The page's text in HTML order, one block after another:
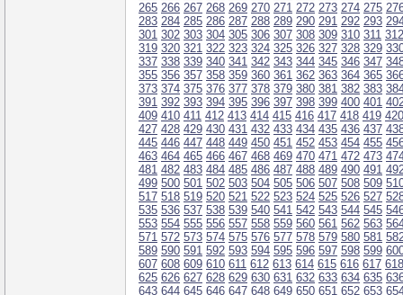
265 266 267 268 269 270 271 272 273 274 275
283 284 285 286 287 288 289 290 291 292 293
301 302 303 304 305 306 307 308 309 310 311 312
319 320 321 322 323 324 325 326 327 328 329
337 338 339 340 341 342 343 344 345 346 347
355 356 357 358 359 360 361 362 363 364 365
373 374 375 376 377 378 379 380 381 382 383
391 392 393 394 395 396 397 398 399 400 401
409 410 411 412 413 414 415 416 417 418 419 420
427 428 429 430 431 432 433 434 435 436 437
445 446 447 448 449 450 451 452 453 454 455
463 464 465 466 467 468 469 470 471 472 473
481 482 483 484 485 486 487 488 489 490 491
499 500 501 502 503 504 505 506 507 508 509
517 518 519 520 521 522 523 524 525 526 527
535 536 537 538 539 540 541 542 543 544 545
553 554 555 556 557 558 559 560 561 562 563
571 572 573 574 575 576 577 578 579 580 581
589 590 591 592 593 594 595 596 597 598 599
607 608 609 610 611 612 613 614 615 616 617 618
625 626 627 628 629 630 631 632 633 634 635
643 644 645 646 647 648 649 650 651 652 653